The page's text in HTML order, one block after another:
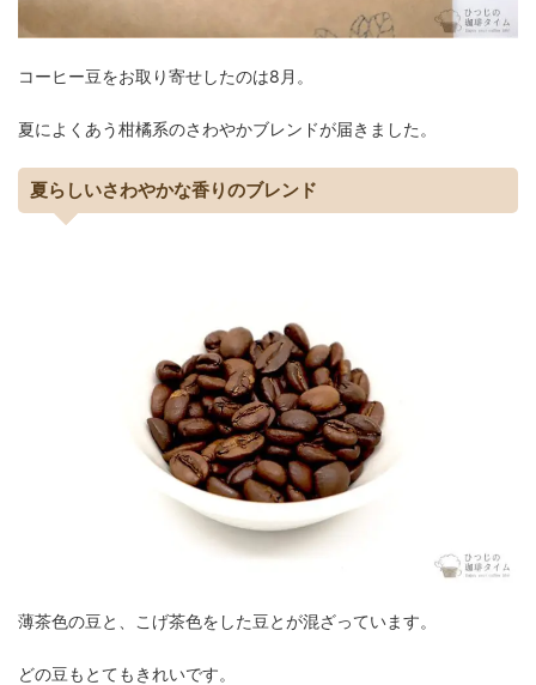
コーヒー豆をお取り寄せしたのは8月。
夏によくあう柑橘系のさわやかブレンドが届きました。
夏らしいさわやかな香りのブレンド
薄茶色の豆と、こげ茶色をした豆とが混ざっています。
どの豆もとてもきれいです。